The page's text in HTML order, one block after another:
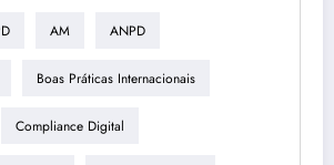
AM ANPD
Boas Práticas Internacionais
Compliance Digital